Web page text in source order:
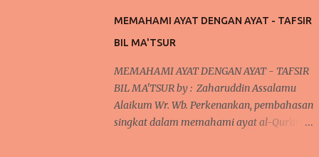
MEMAHAMI AYAT DENGAN AYAT - TAFSIR
BIL MA'TSUR
MEMAHAMI AYAT DENGAN AYAT - TAFSIR
BIL MA'TSUR by : Zaharuddin Assalamu
Alaikum Wr. Wb. Perkenankan, pembahasan
singkat dalam memahami ayat al-Qur'an